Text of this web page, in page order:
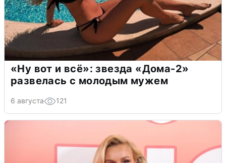
«Ну вот и всё»: звезда «Дома-2»
развелась с молодым мужем
6 августа 121